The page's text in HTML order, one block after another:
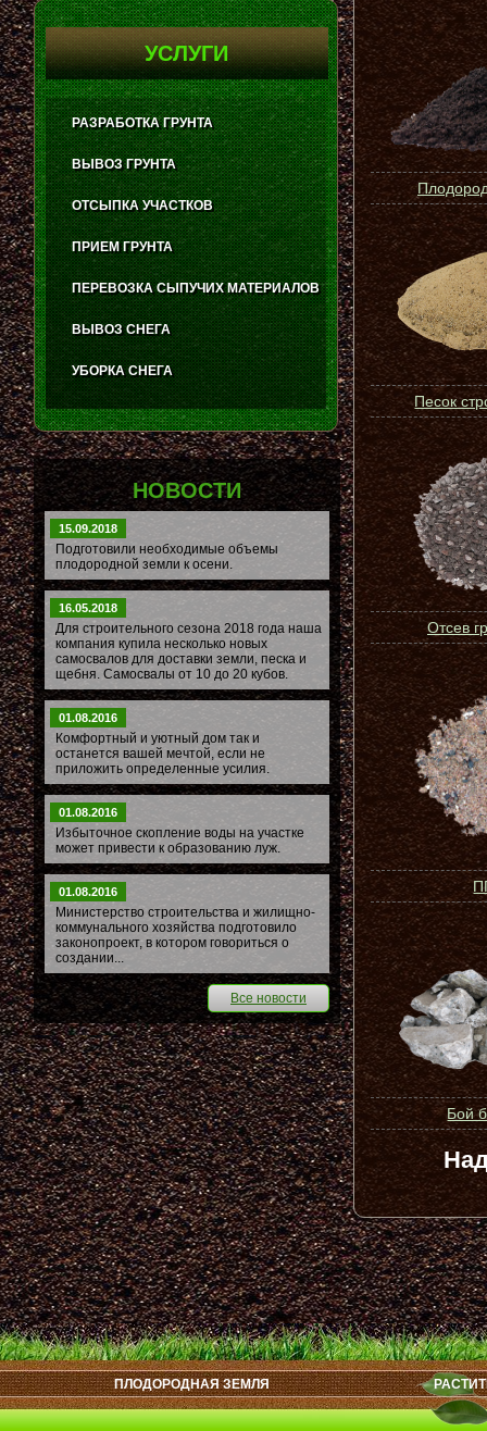
Песок
Отсев
Бой
УСЛУГИ
РАЗРАБОТКА ГРУНТА
ВЫВОЗ ГРУНТА
ОТСЫПКА УЧАСТКОВ
ПРИЕМ ГРУНТА
ПЕРЕВОЗКА СЫПУЧИХ МАТЕРИАЛОВ
ВЫВОЗ СНЕГА
УБОРКА СНЕГА
НОВОСТИ
15.09.2018
Подготовили необходимые объемы
плодородной земли к осени.
16.05.2018
Для строительного сезона 2018 года наша
компания купила несколько новых
самосвалов для доставки земли, песка и
щебня. Самосвалы от 10 до 20 кубов.
01.08.2016
Комфортный и уютный дом так и
останется вашей мечтой, если не
приложить определенные усилия.
01.08.2016
Избыточное скопление воды на участке
может привести к образованию луж.
01.08.2016
Министерство строительства и жилищно-
коммунального хозяйства подготовило
законопроект, в котором говориться о
создании...
Все новости
ПЛОДОРОДНАЯ ЗЕМЛЯ